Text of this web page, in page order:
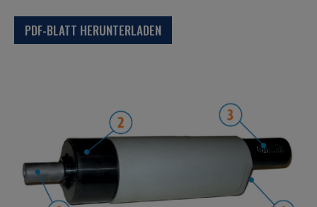
PDF-BLATT HERUNTERLADEN